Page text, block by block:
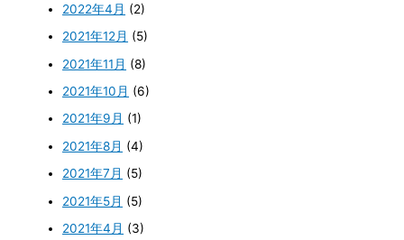
2022年4月 (2)
2021年12月 (5)
2021年11月 (8)
2021年10月 (6)
2021年9月 (1)
2021年8月 (4)
2021年7月 (5)
2021年5月 (5)
2021年4月 (3)